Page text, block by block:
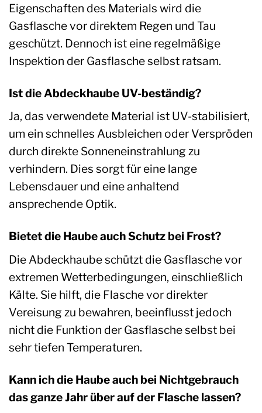
Eigenschaften des Materials wird die
Gasflasche vor direktem Regen und Tau
geschützt. Dennoch ist eine regelmäßige
Inspektion der Gasflasche selbst ratsam.
Ist die Abdeckhaube UV-beständig?
Ja, das verwendete Material ist UV-stabilisiert,
um ein schnelles Ausbleichen oder Verspröden
durch direkte Sonneneinstrahlung zu
verhindern. Dies sorgt für eine lange
Lebensdauer und eine anhaltend
ansprechende Optik.
Bietet die Haube auch Schutz bei Frost?
Die Abdeckhaube schützt die Gasflasche vor
extremen Wetterbedingungen, einschließlich
Kälte. Sie hilft, die Flasche vor direkter
Vereisung zu bewahren, beeinflusst jedoch
nicht die Funktion der Gasflasche selbst bei
sehr tiefen Temperaturen.
Kann ich die Haube auch bei Nichtgebrauch
das ganze Jahr über auf der Flasche lassen?